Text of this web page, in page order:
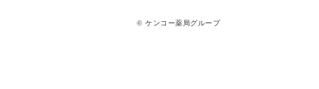
© ケンコー薬局グループ